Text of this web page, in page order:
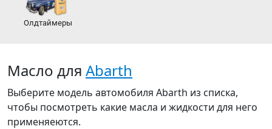
Олдтаймеры
Масло для Abarth
Выберите модель автомобиля Abarth из списка,
чтобы посмотреть какие масла и жидкости для него
применяеются.